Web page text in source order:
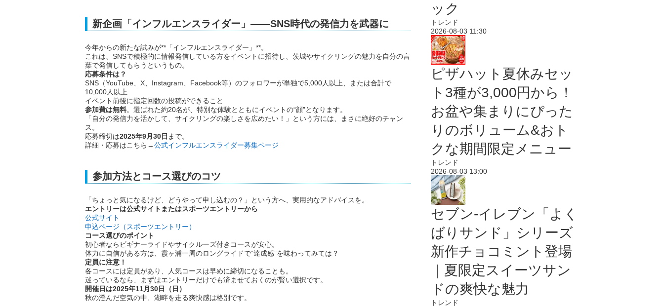
新企画「インフルエンスライダー」――SNS時代の発信力を武器に
今年からの新たな試みが**「インフルエンスライダー」**。
これは、SNSで積極的に情報発信している方をイベントに招待し、茨城やサイクリングの魅力を自分の言
葉で発信してもらうというもの。
応募条件は？
SNS（YouTube、X、Instagram、Facebook等）のフォロワーが単独で5,000人以上、または合計で
10,000人以上
イベント前後に指定回数の投稿ができること
参加費は無料。選ばれた約20名が、特別な体験とともにイベントの“顔”となります。
「自分の発信力を活かして、サイクリングの楽しさを広めたい！」という方には、まさに絶好のチャン
ス。
応募締切は2025年9月30日 まで。
詳細・応募はこちら→公式インフルエンスライダー募集ページ
参加方法とコース選びのコツ
「ちょっと気になるけど、どうやって申し込むの？」という方へ、実用的なアドバイスを。
エントリーは公式サイトまたはスポーツエントリーから
公式サイト
申込ページ（スポーツエントリー）
コース選びのポイント
初心者ならビギナーライドやサイクルーズ付きコースが安心。
体力に自信がある方は、霞ヶ浦一周のロングライドで“達成感”を味わってみては？
定員に注意！
各コースには定員があり、人気コースは早めに締切になることも。
迷っているなら、まずはエントリーだけでも済ませておくのが賢い選択です。
開催日は2025年11月30日（日）
秋の澄んだ空気の中、湖畔を走る爽快感は格別です。
ック
トレンド
2026-08-03 11:30
ピザハット夏休みセッ
ト3種が3,000円から！
お盆や集まりにぴった
りのボリューム&おト
クな期間限定メニュー
トレンド
2026-08-03 13:00
セブン‐イレブン「よく
ばりサンド」シリーズ
新作チョコミント登場
｜夏限定スイーツサン
ドの爽快な魅力
トレンド